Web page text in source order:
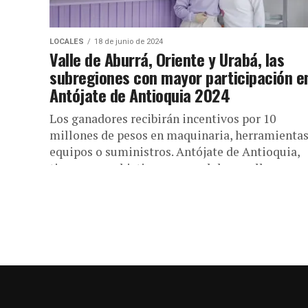
LOCALES 18 de junio de 2024
Valle de Aburrá, Oriente y Urabá, las
subregiones con mayor participación
Antójate de Antioquia 2024
Los ganadores recibirán incentivos por 10
millones de pesos en maquinaria,
equipos o suministros. Antójate de Antioquia,
tiene como objetivo apoyar el desarrollo